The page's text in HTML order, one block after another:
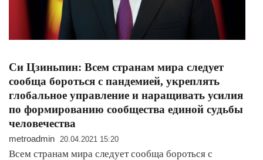
Си Цзиньпин: Всем странам мира следует
сообща бороться с пандемией, укреплять
глобальное управление и наращивать усилия
по формированию сообщества единой судьбы
человечества
metroadmin 20.04.2021 15:20
Всем странам мира следует сообща бороться с